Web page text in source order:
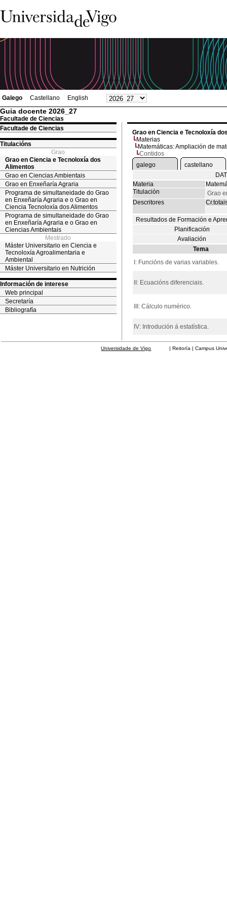
Galego Castellano English
Guia docente 2026_27
Facultade de Ciencias
Facultade de Ciencias
Titulacións
Grao
Grao en Ciencia e Tecnoloxía dos
Alimentos
Grao en Ciencias Ambientais
Grao en Enxeñaría Agraria
Programa de simultaneidade do Grao
en Enxeñaría Agraria e o Grao en
Ciencia Tecnoloxía dos Alimentos
Programa de simultaneidade do Grao
en Enxeñaría Agraria e o Grao en
Ciencias Ambientais
Mestrado
Máster Universitario en Ciencia e
Tecnoloxía Agroalimentaria e
Ambiental
Máster Universitario en Nutrición
Información de interese
Web principal
Secretaría
Bibliografía
Grao en Ciencia e Tecnoloxía
Materias
Matemáticas: Ampliación de
Contidos
galego
castellano
Materia
Titulación
Grao
Descritores
Resultados de Formación e
Planificación
Avaliación
Tema
I: Funcións de varias variables.
II: Ecuacións diferenciais.
III: Cálculo numérico.
IV: Introdución á estatística.
Universidade de Vigo | Reitoría | Campus